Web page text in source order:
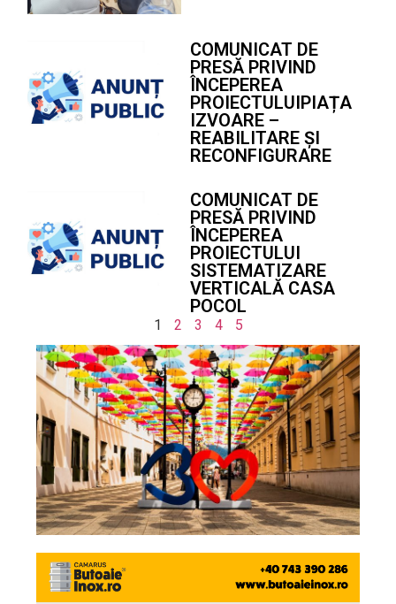
COMUNICAT DE
PRESĂ PRIVIND
ÎNCEPEREA
PROIECTULUIPIAȚA
IZVOARE –
REABILITARE ȘI
RECONFIGURARE
COMUNICAT DE
PRESĂ PRIVIND
ÎNCEPEREA
PROIECTULUI
SISTEMATIZARE
VERTICALĂ CASA
POCOL
1 2 3 4 5